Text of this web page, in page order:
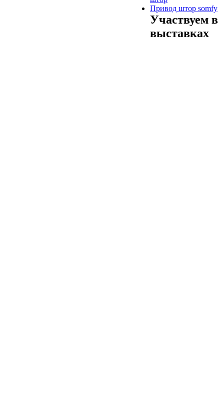
Привод штор somfy
Участвуем в
выставках